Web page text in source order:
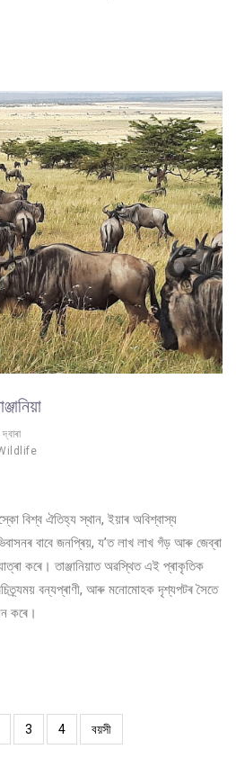
বিশ্ব ঐতিহ্য স্থান, ইয়াৰ অবিশ্বাস্য
বাবে জনপ্ৰিয়, য’ত লাখ লাখ গঁড় আৰু জেব্ৰা
যাত্ৰা কৰে। তাঞ্জানিয়াত অৱস্থিত এই প্ৰাকৃতিক
বন্যপ্ৰাণী, আৰু মনোমোহক দৃশ্যপটৰ সৈতে
কৰে।
3 4 বয়সী